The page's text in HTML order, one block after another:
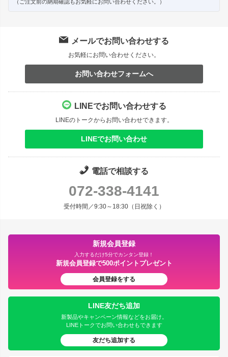
（ご注文前の納期確認もお気軽にお問い合わせください。）
メールでお問い合わせする
お気軽にお問い合わせください。
お問い合わせフォームへ
LINEでお問い合わせする
LINEのトークからお問い合わせできます。
LINEでお問い合わせ
電話で相談する
072-338-4141
受付時間／9:30～18:30（日祝除く）
新規会員登録
入力するだけ5分でカンタン登録！
新規会員登録で500ポイントプレゼント
会員登録をする
LINE友だち追加
新製品やキャンペーン情報などをお届け。
LINEトークでお問い合わせもできます
友だち追加する